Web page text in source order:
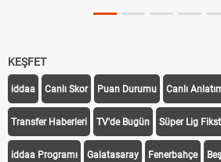
KEŞFET
iddaa Canlı Skor Puan Durumu Canlı
Transfer Haberleri TV'de Bugün Süper Lig
iddaa Programı Galatasaray Fenerbahçe